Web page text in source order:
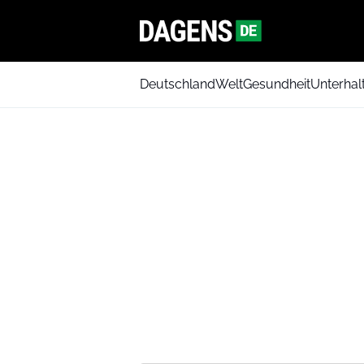
DeutschlandWeltGesundheit